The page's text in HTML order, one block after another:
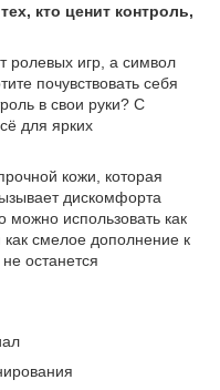
кто ценит контроль,
ролевых игр, а символ
почувствовать себя
в свои руки? С
для ярких
кожи, которая
дискомфорта
использовать как
смелое дополнение к
останется